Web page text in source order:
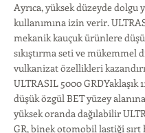
Ayrıca, yüksek düzeyde dolgu
kullanımına izin verir.
mekanik kauçuk ürünlere
sıkıştırma seti ve mükemmel
vulkanizat özellikleri
ULTRASIL 5000 GRDYaklaşık
düşük özgül BET yüzey
yüksek oranda dağılabilir
GR, binek otomobil lastiği sırt